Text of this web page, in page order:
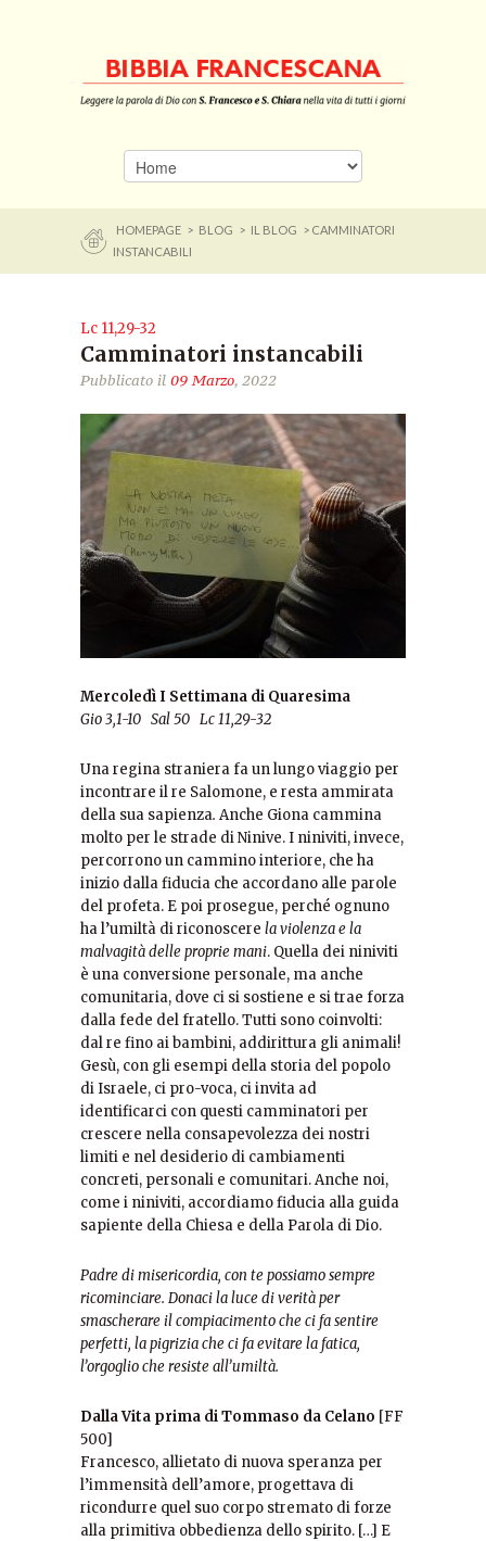
HOMEPAGE > BLOG > IL BLOG
> CAMMINATORI
INSTANCABILI
Lc 11,29-32
Camminatori instancabili
Pubblicato il 09 Marzo, 2022
Mercoledì I Settimana di Quaresima
Gio 3,1-10 Sal 50 Lc 11,29-32
Una regina straniera fa un lungo viaggio per
incontrare il re Salomone, e resta ammirata
della sua sapienza. Anche Giona cammina
molto per le strade di Ninive. I niniviti, invece,
percorrono un cammino interiore, che ha
inizio dalla fiducia che accordano alle parole
del profeta. E poi prosegue, perché ognuno
ha l’umiltà di riconoscere la violenza e la
malvagità delle proprie mani. Quella dei niniviti
è una conversione personale, ma anche
comunitaria, dove ci si sostiene e si trae forza
dalla fede del fratello. Tutti sono coinvolti:
dal re fino ai bambini, addirittura gli animali!
Gesù, con gli esempi della storia del popolo
di Israele, ci pro-voca, ci invita ad
identificarci con questi camminatori per
crescere nella consapevolezza dei nostri
limiti e nel desiderio di cambiamenti
concreti, personali e comunitari. Anche noi,
come i niniviti, accordiamo fiducia alla guida
sapiente della Chiesa e della Parola di Dio.
Padre dimisericordia, con te possiamo sempre
ricominciare. Donaci la luce di verità per
smascherare il compiacimento che ci fa sentire
perfetti, la pigrizia che ci fa evitare la fatica,
l’orgoglio che resiste all’umiltà.
Dalla Vita prima di Tommaso da Celano [FF
500]
Francesco, allietato di nuova speranza per
l’immensità dell’amore, progettava di
ricondurre quel suo corpo stremato di forze
alla primitiva obbedienza dello spirito. […] E